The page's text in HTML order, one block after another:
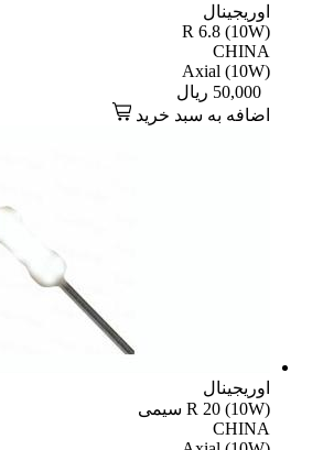
اوریجینال
R 6.8 (10W)
CHINA
Axial (10W)
50,000 ریال
اضافه به سبد خرید
اوریجینال
R 20 (10W) سیمی
CHINA